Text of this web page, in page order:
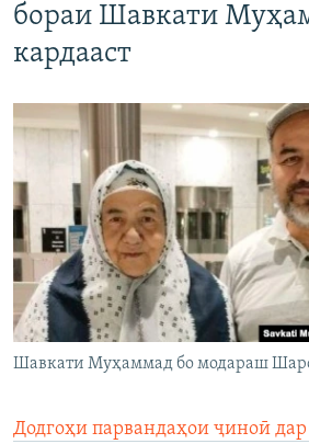
бораи Шавкати
кардааст
Шавкати Муҳаммад бо модараш
Додгоҳи парвандаҳои ҷиноӣ